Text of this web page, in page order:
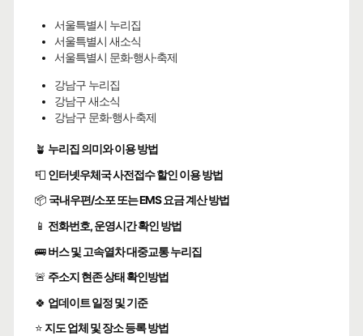
서울특별시 누리집
서울특별시 새소식
서울특별시 문화·행사·축제
강남구 누리집
강남구 새소식
강남구 문화·행사·축제
🪴 누리집 의미와 이용 방법
📮 인터넷우체국 사전접수 할인 이용 방법
📦 국내우편/소포 또는 EMS 요금 계산 방법
📱 전화번호, 운영시간 확인 방법
🚌버스 및 고속열차 대중교통 누리집
🚨 주소지 현존 상태 확인방법
🍀 업데이트 일정 및 기준
⭐ 지도 업체 및 장소 등록 방법